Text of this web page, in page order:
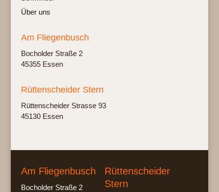
Über uns
Am Fliegenbusch
Bochol­der Stra­ße 2
45355 Essen
Rüttenscheider Stern
Rüt­ten­schei­der Stras­se 93
45130 Essen
Am Fliegenbusch
Bocholder Straße 2
Rüttenscheider
Stern